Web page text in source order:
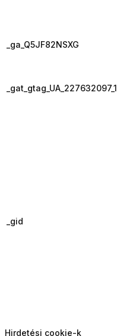
_ga_Q5JF82NSXG
_gat_gtag_UA_227632097_1
_gid
Hirdetési cookie-k